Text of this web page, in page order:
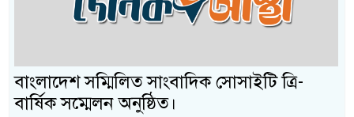
বাংলাদেশ সম্মিলিত সাংবাদিক সোসাইটি ত্রি-
বার্ষিক সম্মেলন অনুষ্ঠিত।